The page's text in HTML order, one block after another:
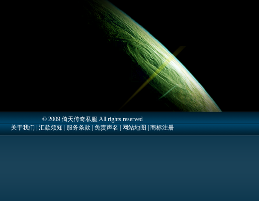
© 2009 倚天传奇私服 All rights reserved
关于我们 | 汇款须知 | 服务条款 | 免责声名 | 网站地图 | 商标注册